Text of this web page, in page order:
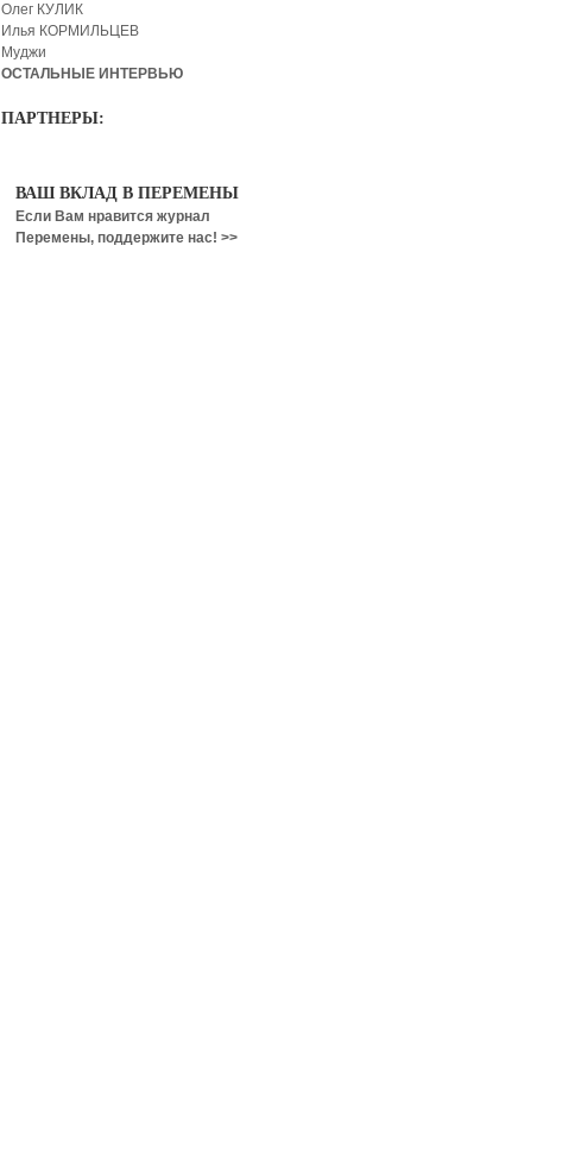
Олег КУЛИК
Илья КОРМИЛЬЦЕВ
Муджи
ОСТАЛЬНЫЕ ИНТЕРВЬЮ
ПАРТНЕРЫ:
ВАШ ВКЛАД В ПЕРЕМЕНЫ
Если Вам нравится журнал
Перемены, поддержите нас! >>